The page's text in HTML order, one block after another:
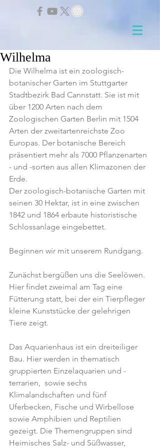
Wilhelma
Die Wilhelma ist ein zoologisch-
botanischer Garten im Stuttgarter
Stadtbezirk Bad Cannstatt. Sie ist mit
über 1200 Arten nach dem
Zoologischen Garten Berlin mit 1504
Arten der zweitartenreichste Zoo
Europas. Der botanische Bereich
präsentiert mehr als 7000 Pflanzenarten
- und -sorten aus allen Klimazonen der
Erde.
Der zoologisch-botanische Garten mit
seinen 30 Hektar, ist in eine zwischen
1842 und 1864 erbaute historistische
Schlossanlage eingebettet.
Beginnen wir mit unserem Rundgang.
Zunächst bergüßen uns die Seelöwen.
Hier findet zweimal am Tag eine
Fütterung statt, bei der ein Tierpfleger
kleine Kunststücke der gelehrigen
Tiere zeigt.
Das Aquarienhaus ist ein dreiteiliger
Bau. Hier werden in thematisch
gruppierten Einzelaquarien und -
terrarien,  sowie sechs
Klimalandschaften und fünf
Uferbecken, Fische und Wirbellose
sowie Amphibien und Reptilien
gezeigt. Die Themengruppen sind
Heimisches Salz- und Süßwasser,